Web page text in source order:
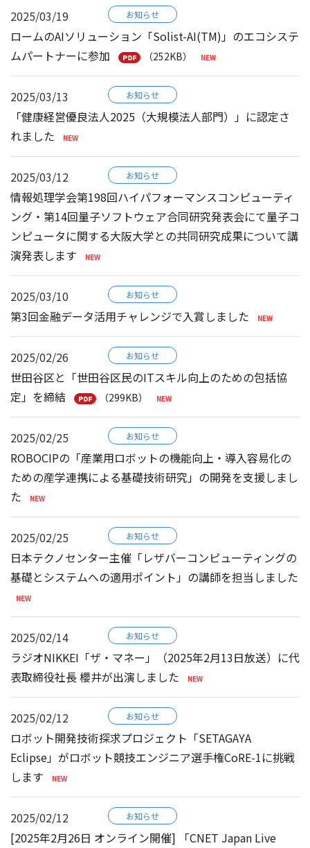
2025/03/19 お知らせ
ロームのAIソリューション「Solist-AI(TM)」のエコシステ
ムパートナーに参加
（252KB）
2025/03/13 お知らせ
「健康経営優良法人2025（大規模法人部門）」に認定さ
れました
2025/03/12 お知らせ
情報処理学会第198回ハイパフォーマンスコンピューティ
ング・第14回量子ソフトウェア合同研究発表会にて量子コ
ンピュータに関する大阪大学との共同研究成果について講
演発表します
2025/03/10 お知らせ
第3回金融データ活用チャレンジで入賞しました
2025/02/26 お知らせ
世田谷区と「世田谷区民のITスキル向上のための包括協
定」を締結
（299KB）
2025/02/25 お知らせ
ROBOCIPの「産業用ロボットの機能向上・導入容易化の
ための産学連携による基礎技術研究」の開発を支援しまし
た
2025/02/25 お知らせ
日本テクノセンター主催「レザバーコンピューティングの
基礎とシステムへの適用ポイント」の講師を担当しました
2025/02/14 お知らせ
ラジオNIKKEI「ザ・マネー」（2025年2月13日放送）に代
表取締役社長 櫻井が出演しました
2025/02/12 お知らせ
ロボット開発技術探求プロジェクト「SETAGAYA
Eclipse」がロボット競技エンジニア選手権CoRE-1に挑戦
します
2025/02/12 お知らせ
[2025年2月26日 オンライン開催] 「CNET Japan Live